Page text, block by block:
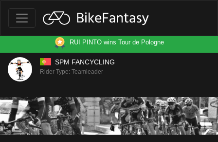
RUI PINTO wins Tour de Pologne
SPM FANCYCLING
Rider Type: Teamleader